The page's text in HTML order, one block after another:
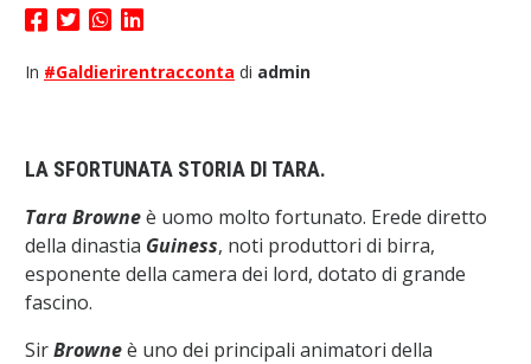
In #Galdierirentracconta di admin
LA SFORTUNATA STORIA DI TARA.
Tara Browneè uomo molto fortunato. Erede diretto
della dinastia Guiness, noti produttori di birra,
esponente della camera dei lord, dotato di grande
fascino.
SirBrowneè uno dei principali animatori della